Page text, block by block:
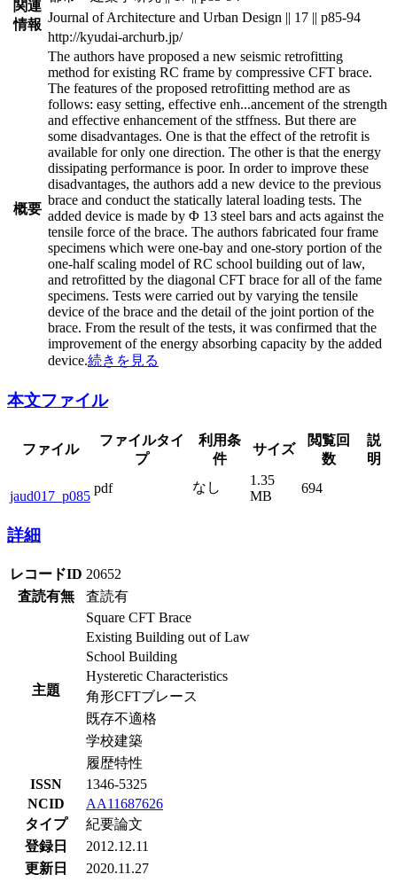
関連
情報 Journal of Architecture and Urban Design || 17 || p85-94
http://kyudai-archurb.jp/
概要
The authors have proposed a new seismic retrofitting
method for existing RC frame by compressive CFT brace.
The features of the proposed retrofitting method are as
follows: easy setting, effective enh...ancement of the strength
and effective enhancement of the stffness. But there are
some disadvantages. One is that the effect of the retrofit is
available for only one direction. The other is that the energy
dissipating performance is poor. In order to improve these
disadvantages, the authors add a new device to the previous
brace and conduct the statically lateral loading tests. The
added device is made by Φ 13 steel bars and acts against the
tensile force of the brace. The authors fabricated four frame
specimens which were one-bay and one-story portion of the
one-half scaling model of RC school building out of law,
and retrofitted by the diagonal CFT brace for all of the fame
specimens. Tests were carried out by varying the tensile
device of the brace and the detail of the joint portion of the
brace. From the result of the tests, it was confirmed that the
improvement of the energy absorbing capacity by the added
device.続きを見る
本文ファイル
ファイル
ファイルタイ
プ
利用条
件
サイズ
閲覧回
数
説
明
jaud017_p085
pdf なし
1.35
MB
694
詳細
レコードID 20652
査読有無
査読有
主題
Square CFT Brace
Existing Building out of Law
School Building
Hysteretic Characteristics
角形CFTブレース
既存不適格
学校建築
履歴特性
ISSN
1346-5325
NCID
AA11687626
タイプ
紀要論文
登録日
2012.12.11
更新日
2020.11.27